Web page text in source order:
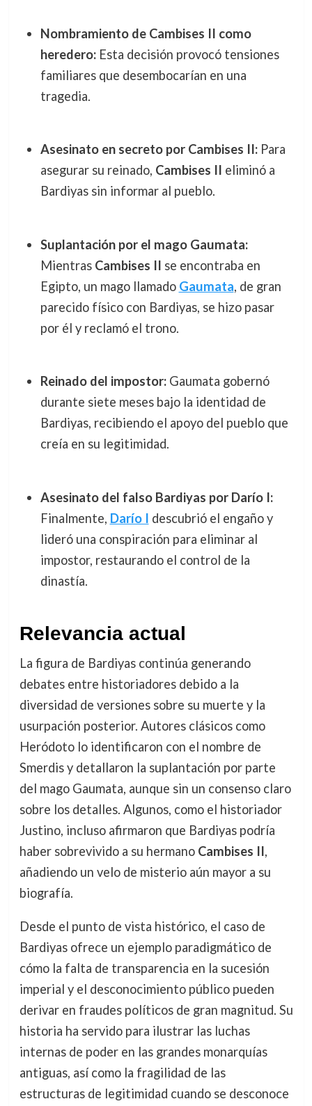
Nombramiento de Cambises II como
heredero:Esta decisión provocó tensiones
familiares que desembocarían en una
tragedia.
Asesinato en secreto por Cambises II:Para
asegurar su reinado, Cambises II eliminó a
Bardiyas sin informar al pueblo.
Suplantación por el mago Gaumata:
Mientras Cambises II se encontraba en
Egipto, un mago llamado Gaumata, de gran
parecido físico con Bardiyas, se hizo pasar
por él y reclamó el trono.
Reinado del impostor:Gaumata gobernó
durante siete meses bajo la identidad de
Bardiyas, recibiendo el apoyo del pueblo que
creía en su legitimidad.
Asesinato del falso Bardiyas por Darío I:
Finalmente, Darío I descubrió el engaño y
lideró una conspiración para eliminar al
impostor, restaurando el control de la
dinastía.
Relevancia actual
La figura de Bardiyas continúa generando
debates entre historiadores debido a la
diversidad de versiones sobre su muerte y la
usurpación posterior. Autores clásicos como
Heródoto lo identificaron con el nombre de
Smerdis y detallaron la suplantación por parte
del mago Gaumata, aunque sin un consenso claro
sobre los detalles. Algunos, como el historiador
Justino, incluso afirmaron que Bardiyas podría
haber sobrevivido a su hermano Cambises II,
añadiendo un velo de misterio aún mayor a su
biografía.
Desde el punto de vista histórico, el caso de
Bardiyas ofrece un ejemplo paradigmático de
cómo la falta de transparencia en la sucesión
imperial y el desconocimiento público pueden
derivar en fraudes políticos de gran magnitud. Su
historia ha servido para ilustrar las luchas
internas de poder en las grandes monarquías
antiguas, así como la fragilidad de las
estructuras de legitimidad cuando se desconoce